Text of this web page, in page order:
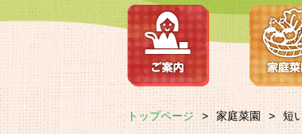
トップページ > 家庭菜園 > 短